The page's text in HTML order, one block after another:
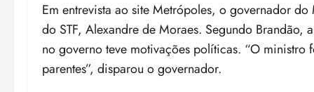
Em entrevista ao site Metrópoles, o governador
do STF, Alexandre de Moraes. Segundo
no governo teve motivações políticas. “O
parentes”, disparou o governador.